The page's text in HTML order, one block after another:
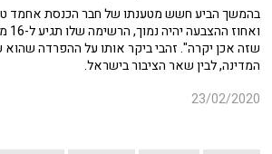
בהמשך הביע חשש מטענתו של חבר הכנסת אחמד
שזה אכן יקרה". זהבי ביקר אותו על ההפרדה שהוא
המדינה, לבין שאר הציבור בישראל.
23/02/2020